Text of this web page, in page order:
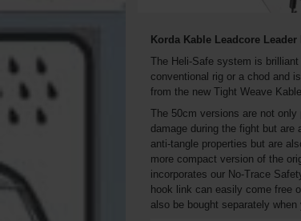
Korda Kable Leadcore Leader
The Heli-Safe system is
conventional rig or a chod and
from the new Tight Weave
The 50cm versions are not
damage during the fight but
anti-tangle properties but are
more compact version of the
incorporates our No-Trace
hook link can easily come free
also be bought separately when